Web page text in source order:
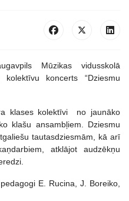
Mūzikas vidusskolā
koncerts “Dziesmu
klases kolektīvi no jaunāko
klašu ansambļiem. Dziesmu
tautasdziesmām, kā arī
atklājot audzēkņu
E. Rucina, J. Boreiko,